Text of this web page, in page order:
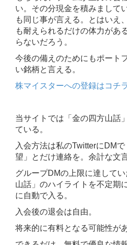
い。その分現金を積みまして
も同じ事が言える。とはいえ
も耐えられるだけの体力があ
らないだろう。
今後の備えのためにもポート
い銘柄と言える。
株マイスターへの登録はコチ
当サイトでは「金の四方山話
ている。
入会方法は私のTwitterにDM
望」とだけ連絡を。余計な文
グループDMの上限に達して
山話」のハイライトを不定期
に自動で入る。
入会後の退会は自由。
将来的に有料となる可能性が